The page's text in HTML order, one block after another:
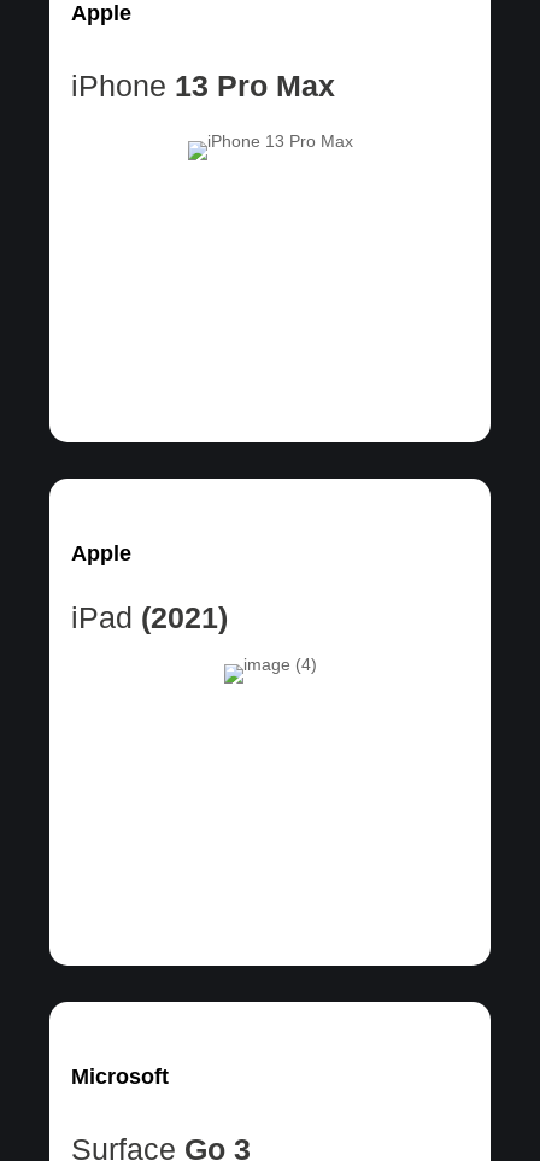
Apple
iPhone 13 Pro Max
Apple
iPad (2021)
Microsoft
Surface Go 3